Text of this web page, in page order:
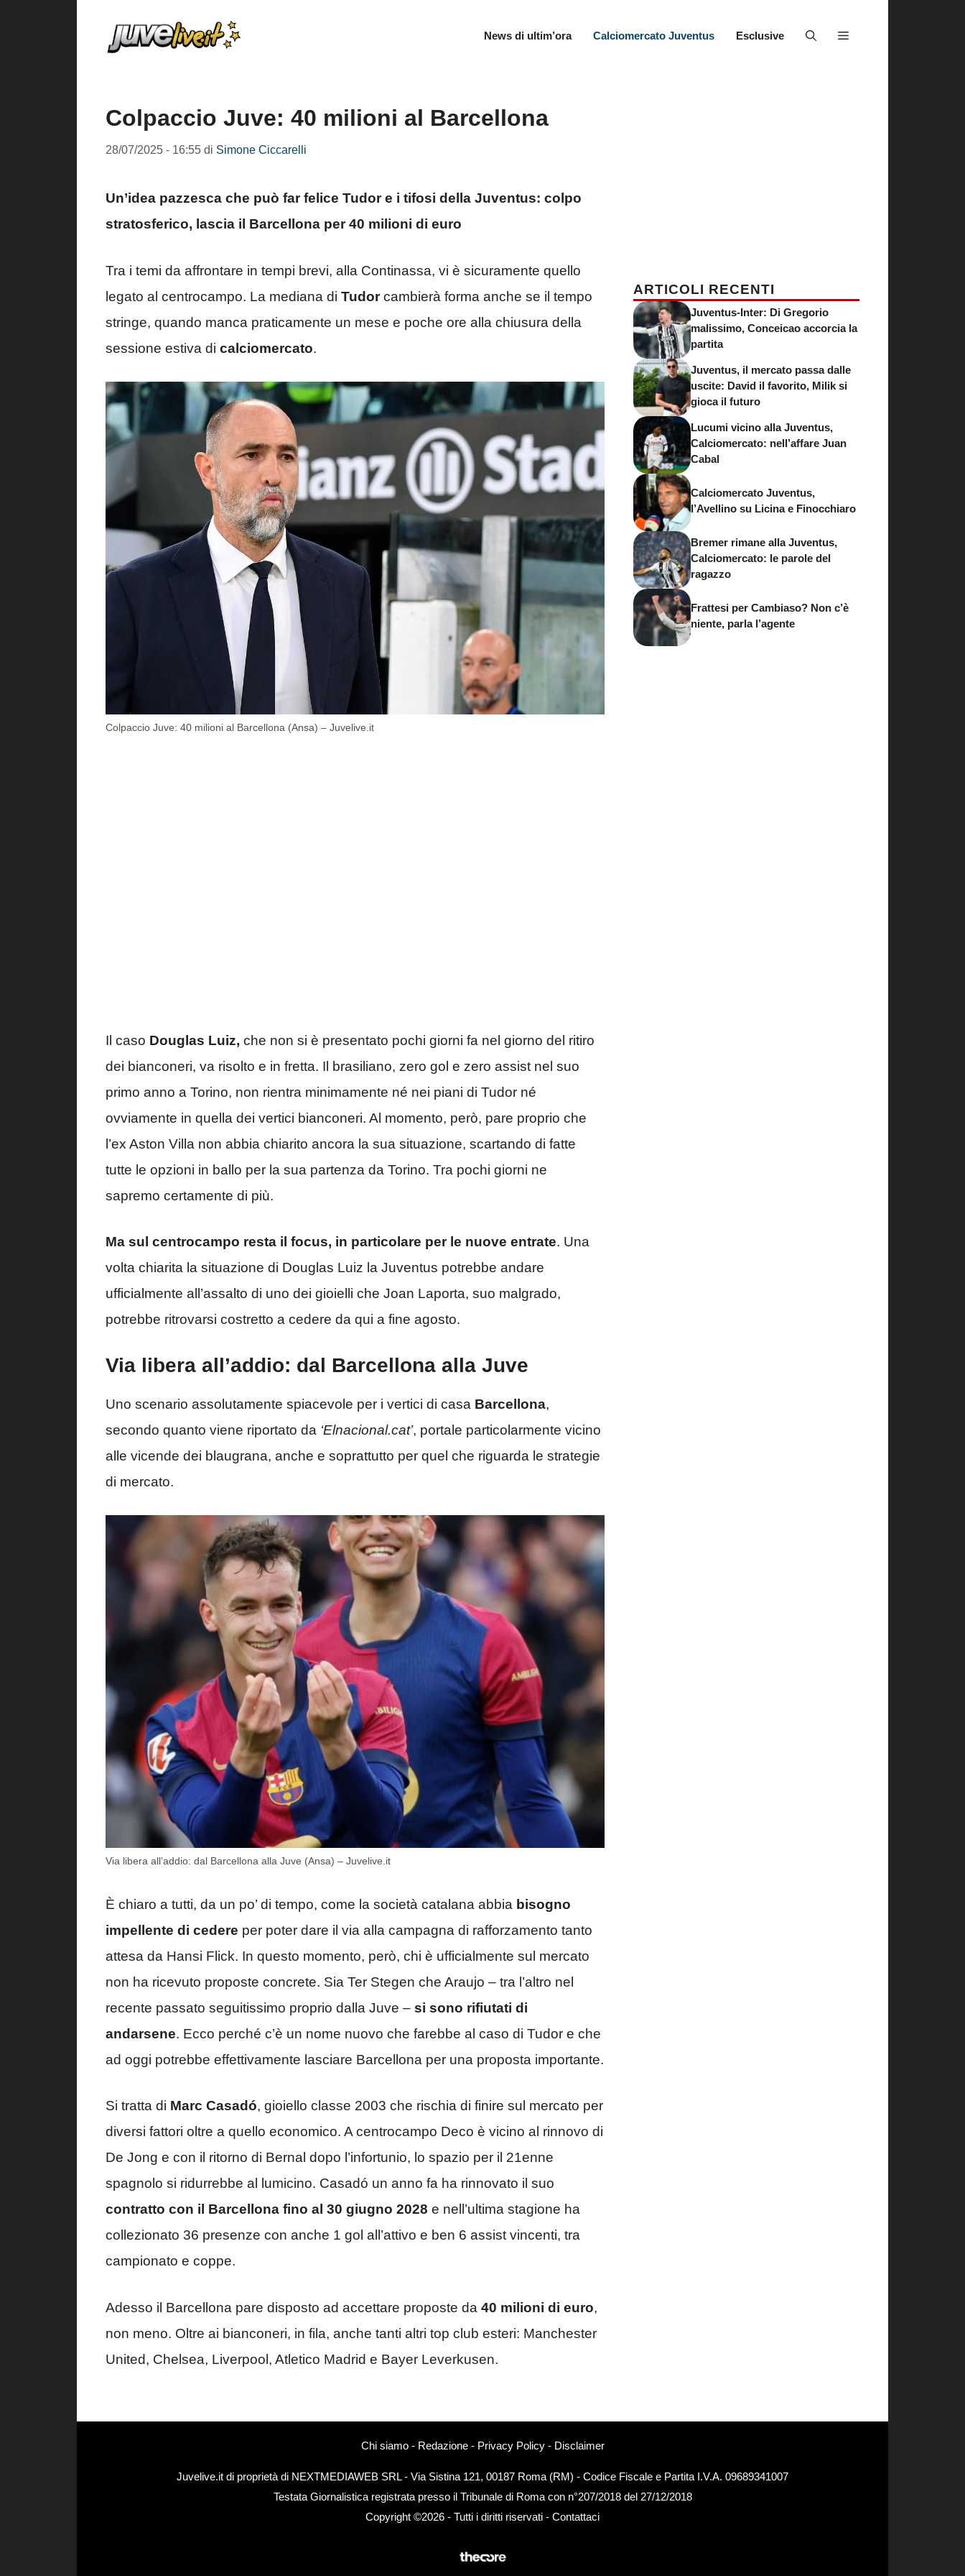
News di ultim’ora Calciomercato Juventus Esclusive
Colpaccio Juve: 40 milioni al Barcellona
28/07/2025 - 16:55 di Simone Ciccarelli
Un’idea pazzesca che può far felice Tudor e i tifosi della Juventus: colpo
stratosferico, lascia il Barcellona per 40 milioni di euro
Tra i temi da affrontare in tempi brevi, alla Continassa, vi è sicuramente quello
legato al centrocampo. La mediana di Tudorcambierà forma anche se il tempo
stringe, quando manca praticamente un mese e poche ore alla chiusura della
sessione estiva di calciomercato.
Colpaccio Juve: 40 milioni al Barcellona (Ansa) – Juvelive.it
Il caso Douglas Luiz, che non si è presentato pochi giorni fa nel giorno del ritiro
dei bianconeri, va risolto e in fretta. Il brasiliano, zero gol e zero assist nel suo
primo anno a Torino, non rientra minimamente né nei piani di Tudor né
ovviamente in quella dei vertici bianconeri. Al momento, però, pare proprio che
l’ex Aston Villa non abbia chiarito ancora la sua situazione, scartando di fatte
tutte le opzioni in ballo per la sua partenza da Torino. Tra pochi giorni ne
sapremo certamente di più.
Ma sul centrocampo resta il focus, in particolare per le nuove entrate. Una
volta chiarita la situazione di Douglas Luiz la Juventus potrebbe andare
ufficialmente all’assalto di uno dei gioielli che Joan Laporta, suo malgrado,
potrebbe ritrovarsi costretto a cedere da qui a fine agosto.
Via libera all’addio: dal Barcellona alla Juve
Uno scenario assolutamente spiacevole per i vertici di casa Barcellona,
secondo quanto viene riportato da ‘Elnacional.cat’, portale particolarmente vicino
alle vicende dei blaugrana, anche e soprattutto per quel che riguarda le strategie
di mercato.
Via libera all’addio: dal Barcellona alla Juve (Ansa) – Juvelive.it
È chiaro a tutti, da un po’ di tempo, come la società catalana abbia bisogno
impellente di cedere per poter dare il via alla campagna di rafforzamento tanto
attesa da Hansi Flick. In questo momento, però, chi è ufficialmente sul mercato
non ha ricevuto proposte concrete. Sia Ter Stegen che Araujo – tra l’altro nel
recente passato seguitissimo proprio dalla Juve – si sono rifiutati di
andarsene. Ecco perché c’è un nome nuovo che farebbe al caso di Tudor e che
ad oggi potrebbe effettivamente lasciare Barcellona per una proposta importante.
Si tratta di Marc Casadó, gioiello classe 2003 che rischia di finire sul mercato per
diversi fattori oltre a quello economico. A centrocampo Deco è vicino al rinnovo di
De Jong e con il ritorno di Bernal dopo l’infortunio, lo spazio per il 21enne
spagnolo si ridurrebbe al lumicino. Casadó un anno fa ha rinnovato il suo
contratto con il Barcellona fino al 30 giugno 2028 e nell’ultima stagione ha
collezionato 36 presenze con anche 1 gol all’attivo e ben 6 assist vincenti, tra
campionato e coppe.
Adesso il Barcellona pare disposto ad accettare proposte da 40 milioni di euro,
non meno. Oltre ai bianconeri, in fila, anche tanti altri top club esteri: Manchester
United, Chelsea, Liverpool, Atletico Madrid e Bayer Leverkusen.
ARTICOLI RECENTI
Juventus-Inter: Di Gregorio
malissimo, Conceicao accorcia la
partita
Juventus, il mercato passa dalle
uscite: David il favorito, Milik si
gioca il futuro
Lucumi vicino alla Juventus,
Calciomercato: nell’affare Juan
Cabal
Calciomercato Juventus,
l’Avellino su Licina e Finocchiaro
Bremer rimane alla Juventus,
Calciomercato: le parole del
ragazzo
Frattesi per Cambiaso? Non c’è
niente, parla l’agente
Chi siamo- Redazione- Privacy Policy- Disclaimer
Juvelive.it di proprietà di NEXTMEDIAWEB SRL - Via Sistina 121, 00187 Roma (RM) - Codice Fiscale e Partita I.V.A. 09689341007
Testata Giornalistica registrata presso il Tribunale di Roma con n°207/2018 del 27/12/2018
Copyright ©2026 - Tutti i diritti riservati - Contattaci